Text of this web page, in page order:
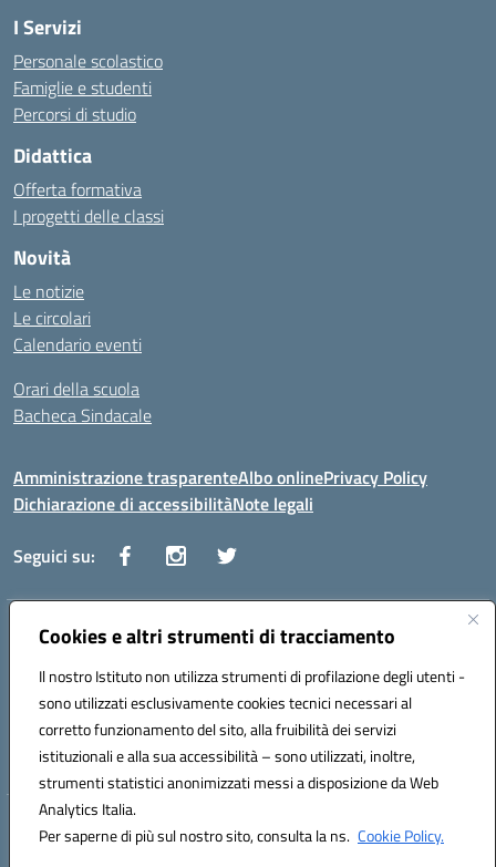
Cookies e altri strumenti di tracciamento
Il nostro Istituto non utilizza strumenti di profilazione degli utenti -
sono utilizzati esclusivamente cookies tecnici necessari al
corretto funzionamento del sito, alla fruibilità dei servizi
istituzionali e alla sua accessibilità – sono utilizzati, inoltre,
strumenti statistici anonimizzati messi a disposizione da Web
Analytics Italia.
Per saperne di più sul nostro sito, consulta la ns. Cookie Policy.
I Servizi
Personale scolastico
Famiglie e studenti
Percorsi di studio
Didattica
Offerta formativa
I progetti delle classi
Novità
Le notizie
Le circolari
Calendario eventi
Orari della scuola
Bacheca Sindacale
Amministrazione trasparenteAlbo onlinePrivacy Policy
Dichiarazione di accessibilitàNote legali
Seguici su:
Indirizzo:Via Vaccari n.5 e Via Falcone n.20 - 91025 Marsala
Posta elettronica certificata (PEC):tppm03000q@pec.istruzione.it
Codice fiscale: 82004490817
Codice meccanografico: TPPM03000Q
Hosting & Powered by 3D Solution S.r.l.
Concept & Design by Designers Italia